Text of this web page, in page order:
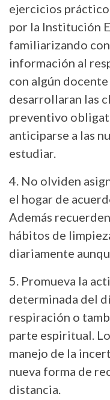
ejercicios
por la Institución
familiarizando con
información al
con algún
desarrollaran las
preventivo
anticiparse a las
estudiar.
4. No olviden
el hogar de
Además
hábitos de
diariamente
5. Promueva la
determinada del
respiración o
parte espiritual.
manejo de la
nueva forma de
distancia.